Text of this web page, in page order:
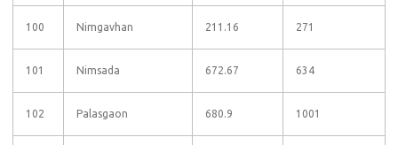
100 Nimgavhan 211.16 271
101 Nimsada 672.67 634
102 Palasgaon 680.9 1001